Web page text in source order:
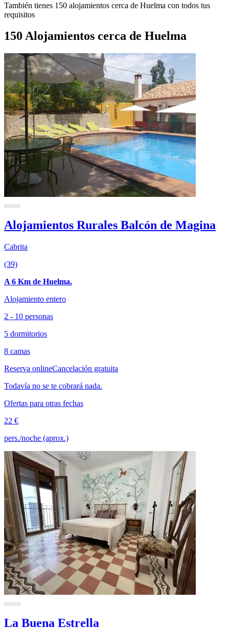
También tienes 150 alojamientos cerca de Huelma con todos tus
requisitos
150 Alojamientos cerca de Huelma
Alojamientos Rurales Balcón de Magina
Cabrita
(39)
A 6 Km de Huelma.
Alojamiento entero
2 - 10 personas
5 dormitorios
8 camas
Reserva onlineCancelación gratuita
Todavía no se te cobrará nada.
Ofertas para otras fechas
22 €
pers./noche (aprox.)
La Buena Estrella